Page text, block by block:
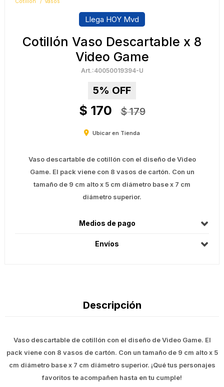
Cotillón Vasos
Llega HOY Mvd
Cotillón Vaso Descartable x 8
Video Game
40050019394-U
5
$ 170 $ 179
Ubicar en Tienda
Vaso descartable de cotillón con el diseño de Video
Game. El pack viene con 8 vasos de cartón. Con un
tamaño de 9 cm alto x 5 cm diámetro base x 7 cm
diámetro superior.
Medios de pago
Envíos
Descripción
Vaso descartable de cotillón con el diseño de Video Game. El
pack viene con 8 vasos de cartón. Con un tamaño de 9 cm alto x 5
cm diámetro base x 7 cm diámetro superior. ¡Qué tus personajes
favoritos te acompañen hasta en tu cumple!